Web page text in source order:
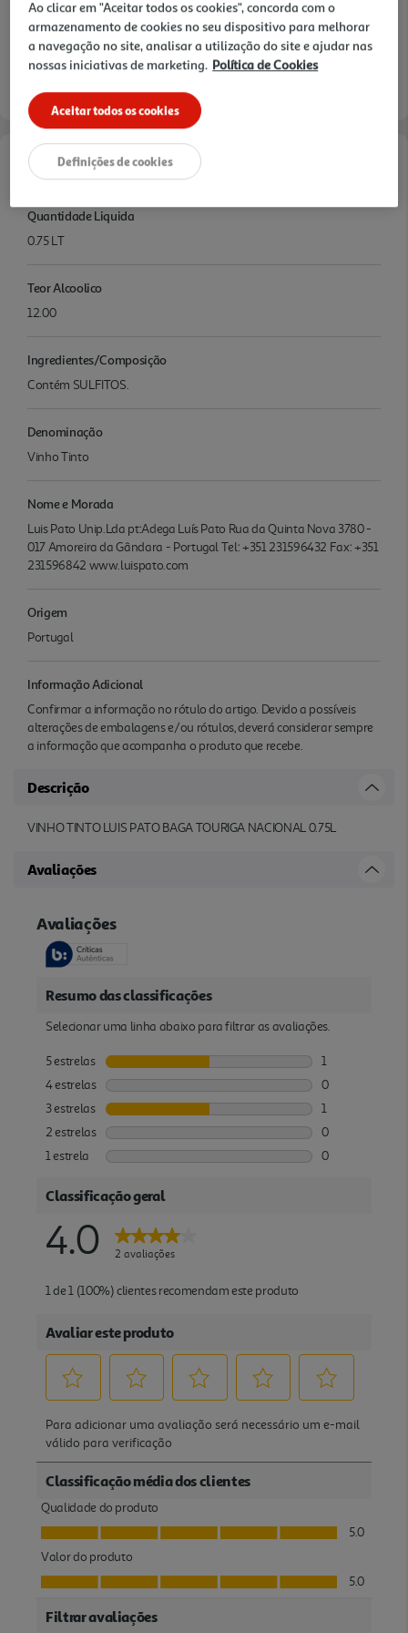
Características
Quantidade Liquida
0.75 LT
Teor Alcoolico
12.00
Ingredientes/Composição
Contém SULFITOS.
Denominação
Vinho Tinto
Nome e Morada
Luis Pato Unip.Lda pt:Adega Luís Pato Rua da Quinta Nova 3780 -
017 Amoreira da Gândara - Portugal Tel: +351 231596432 Fax: +351
231596842 www.luispato.com
Origem
Portugal
Informação Adicional
Confirmar a informação no rótulo do artigo. Devido a possíveis
alterações de embalagens e/ou rótulos, deverá considerar sempre
a informação que acompanha o produto que recebe.
Descrição
VINHO TINTO LUIS PATO BAGA TOURIGA NACIONAL 0.75L
Avaliações
Ao clicar em "Aceitar todos os cookies", concorda com o
armazenamento de cookies no seu dispositivo para melhorar
a navegação no site, analisar a utilização do site e ajudar nas
nossas iniciativas de marketing. Política de Cookies
Aceitar todos os cookies
Definições de cookies